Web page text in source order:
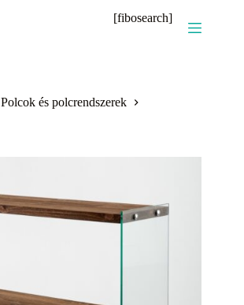
[fibosearch]
Polcok és polcrendszerek